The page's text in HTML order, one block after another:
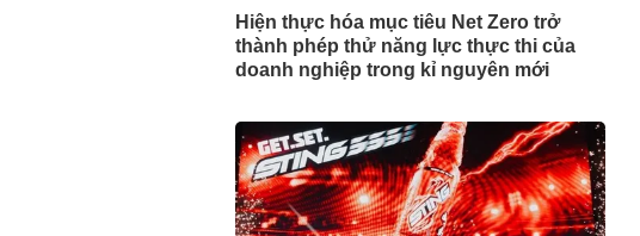
Hiện thực hóa mục tiêu Net Zero trở
thành phép thử năng lực thực thi của
doanh nghiệp trong kỉ nguyên mới